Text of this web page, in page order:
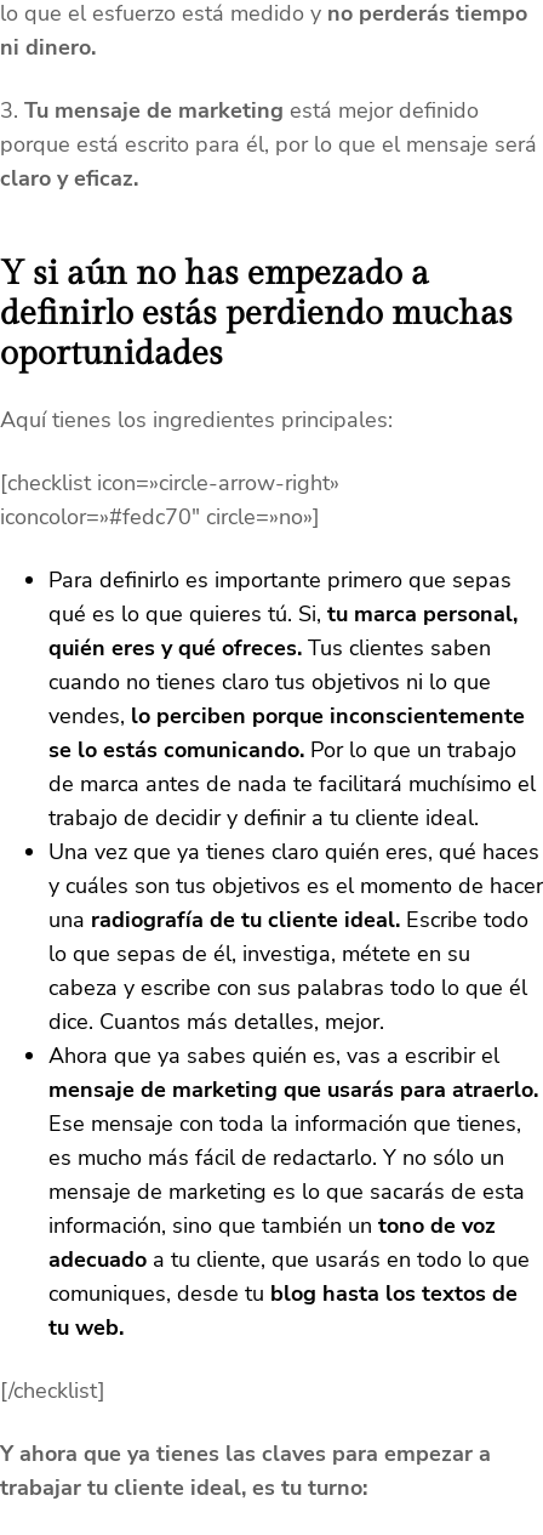
lo que el esfuerzo está medido y no perderás tiempo
ni dinero.
3. Tu mensaje de marketing está mejor definido
porque está escrito para él, por lo que el mensaje será
claro y eficaz.
Y si aún no has empezado a
definirlo estás perdiendo muchas
oportunidades
Aquí tienes los ingredientes principales:
[checklist icon=»circle-arrow-right»
iconcolor=»#fedc70″ circle=»no»]
Para definirlo es importante primero que sepas
qué es lo que quieres tú. Si, tu marca personal,
quién eres y qué ofreces. Tus clientes saben
cuando no tienes claro tus objetivos ni lo que
vendes, lo perciben porque inconscientemente
se lo estás comunicando. Por lo que un trabajo
de marca antes de nada te facilitará muchísimo el
trabajo de decidir y definir a tu cliente ideal.
Una vez que ya tienes claro quién eres, qué haces
y cuáles son tus objetivos es el momento de hacer
una radiografía de tu cliente ideal. Escribe todo
lo que sepas de él, investiga, métete en su
cabeza y escribe con sus palabras todo lo que él
dice. Cuantos más detalles, mejor.
Ahora que ya sabes quién es, vas a escribir el
mensaje de marketing que usarás para atraerlo.
Ese mensaje con toda la información que tienes,
es mucho más fácil de redactarlo. Y no sólo un
mensaje de marketing es lo que sacarás de esta
información, sino que también un tono de voz
adecuado a tu cliente, que usarás en todo lo que
comuniques, desde tu blog hasta los textos de
tu web.
[/checklist]
Y ahora que ya tienes las claves para empezar a
trabajar tu cliente ideal, es tu turno: